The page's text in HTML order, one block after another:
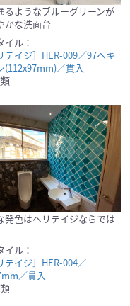
るようなブルーグリーンが
かな洗面台
イル：
テイジ］HER-009／97ヘキ
(112x97mm)／貫入
発色はヘリテイジならでは
イル：
テイジ］HER-004／
／貫入